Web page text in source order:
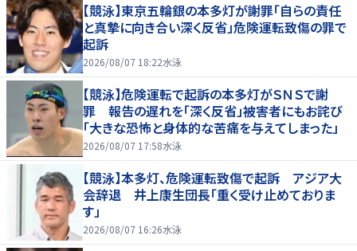
【競泳】東京五輪銀の本多灯が謝罪「自らの責任
と真摯に向き合い深く反省」危険運転致傷の罪で
起訴
2026/08/07 18:22水泳
【競泳】危険運転で起訴の本多灯がＳＮＳで謝
罪 報告の遅れを「深く反省」被害者にもお詫び
「大きな恐怖と身体的な苦痛を与えてしまった」
2026/08/07 17:58水泳
【競泳】本多灯、危険運転致傷で起訴 アジア大
会辞退 井上康生団長「重く受け止めておりま
す」
2026/08/07 16:26水泳